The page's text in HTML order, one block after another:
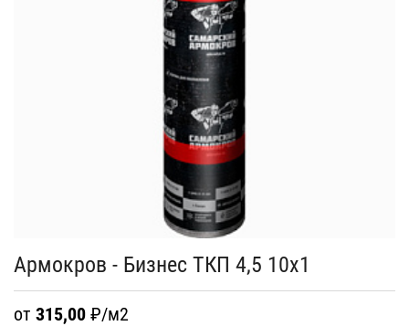
Армокров - Бизнес ТКП 4,5 10х1
от 315,00 ₽/м2